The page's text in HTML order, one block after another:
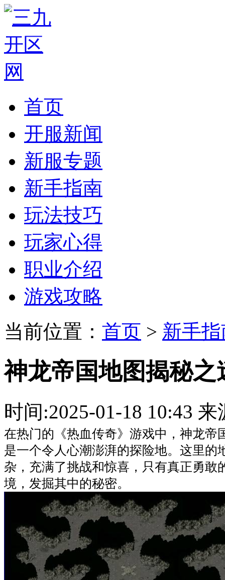
首页
开服新闻
新服专题
新手指南
玩法技巧
玩家心得
职业介绍
游戏攻略
当前位置： 首页 > 新手
神龙帝国地图揭秘之
时间:2025-01-18 10:43
在热门的《热血传奇》游戏中，神龙帝
是一个令人心潮澎湃的探险地。这里的
杂，充满了挑战和惊喜，只有真正勇敢
境，发掘其中的秘密。